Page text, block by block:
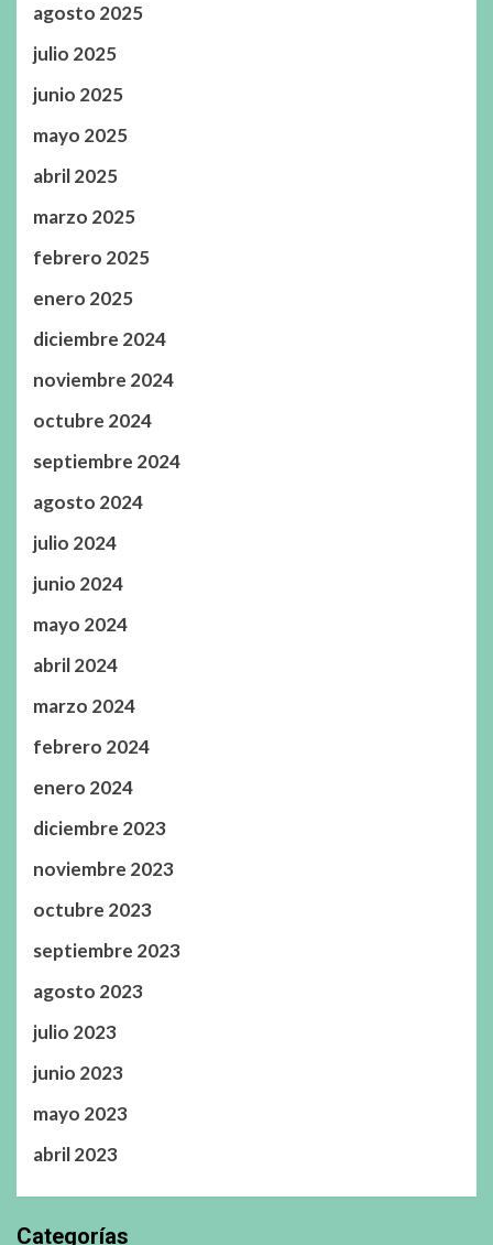
agosto 2025
julio 2025
junio 2025
mayo 2025
abril 2025
marzo 2025
febrero 2025
enero 2025
diciembre 2024
noviembre 2024
octubre 2024
septiembre 2024
agosto 2024
julio 2024
junio 2024
mayo 2024
abril 2024
marzo 2024
febrero 2024
enero 2024
diciembre 2023
noviembre 2023
octubre 2023
septiembre 2023
agosto 2023
julio 2023
junio 2023
mayo 2023
abril 2023
Categorías